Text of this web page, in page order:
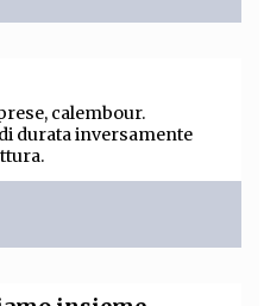
calembour.
durata inversamente